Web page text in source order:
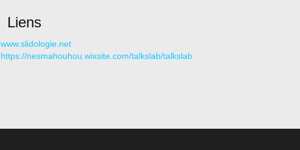
Liens
www.slidologie.net
https://nesmahouhou.wixsite.com/talkslab/talkslab